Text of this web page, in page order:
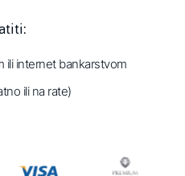
ili internet bankarstvom
ili na rate)